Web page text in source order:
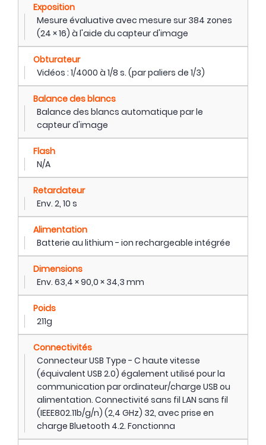
Exposition
Mesure évaluative avec mesure sur 384 zones
(24 × 16) à l'aide du capteur d'image
Obturateur
Vidéos : 1/4000 à 1/8 s. (par paliers de 1/3)
Balance des blancs
Balance des blancs automatique par le
capteur d'image
Flash
N/A
Retardateur
Env. 2, 10 s
Alimentation
Batterie au lithium - ion rechargeable intégrée
Dimensions
Env. 63,4 × 90,0 × 34,3 mm
Poids
211g
Connectivités
Connecteur USB Type - C haute vitesse
(équivalent USB 2.0) également utilisé pour la
communication par ordinateur/charge USB ou
alimentation. Connectivité sans fil LAN sans fil
(IEEE802.11b/g/n) (2,4 GHz) 32, avec prise en
charge Bluetooth 4.2. Fonctionna